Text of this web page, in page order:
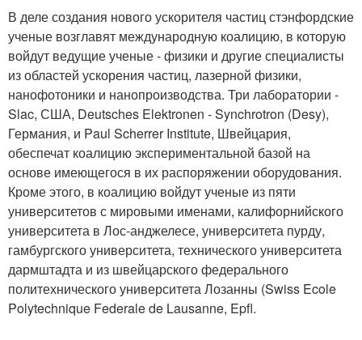
В деле создания нового ускорителя частиц стэнфордские
ученые возглавят международную коалицию, в которую
войдут ведущие ученые - физики и другие специалисты
из областей ускорения частиц, лазерной физики,
нанофотоники и нанопроизводства. Три лаборатории -
Slac, США, Deutsches Elektronen - Synchrotron (Desy),
Германия, и Paul Scherrer Institute, Швейцария,
обеспечат коалицию экспериментальной базой на
основе имеющегося в их распоряжении оборудования.
Кроме этого, в коалицию войдут ученые из пяти
университетов с мировыми именами, калифорнийского
университета в Лос-анджелесе, университета пурду,
гамбургского университета, технического университета
дармштадта и из швейцарского федерального
политехнического университета Лозанны (Swiss Ecole
Polytechnique Federale de Lausanne, Epfl.